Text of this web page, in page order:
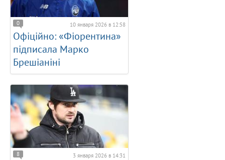
0 10 января 2026 в 12:58
Офіційно: «Фіорентина»
підписала Марко
Брешіаніні
8 3 января 2026 в 14:31